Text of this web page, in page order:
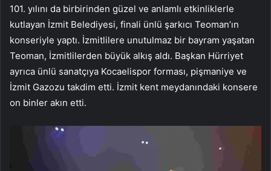
101. yılını da birbirinden güzel ve anlamlı etkinliklerle
kutlayan İzmit Belediyesi, finali ünlü şarkıcı Teoman’ın
konseriyle yaptı. İzmitlilere unutulmaz bir bayram yaşatan
Teoman, İzmitlilerden büyük alkış aldı. Başkan Hürriyet
ayrıca ünlü sanatçıya Kocaelispor forması, pişmaniye ve
İzmit Gazozu takdim etti. İzmit kent meydanındaki konsere
on binler akın etti.